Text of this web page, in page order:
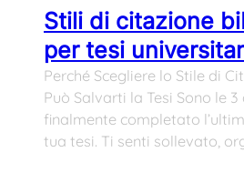
Stili di citazione
per tesi
Perché Scegliere lo Stile di
Può Salvarti la Tesi Sono le
finalmente completato
tua tesi. Ti senti sollevato,